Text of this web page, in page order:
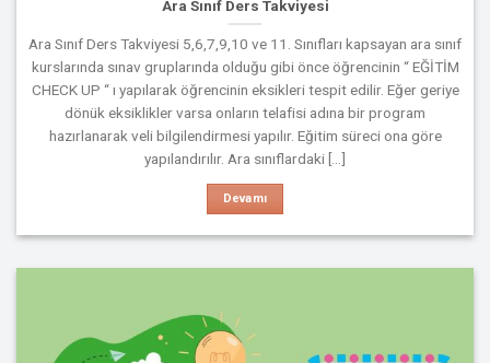
Ara Sınıf Ders Takviyesi
Ara Sınıf Ders Takviyesi 5,6,7,9,10 ve 11. Sınıfları kapsayan ara sınıf
kurslarında sınav gruplarında olduğu gibi önce öğrencinin “ EĞİTİM
CHECK UP “ ı yapılarak öğrencinin eksikleri tespit edilir. Eğer geriye
dönük eksiklikler varsa onların telafisi adına bir program
hazırlanarak veli bilgilendirmesi yapılır. Eğitim süreci ona göre
yapılandırılır. Ara sınıflardaki [...]
Devamı